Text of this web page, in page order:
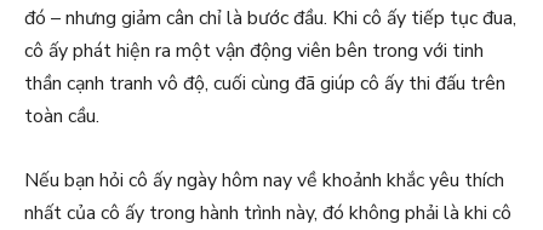
đó – nhưng giảm cân chỉ là bước đầu. Khi cô ấy tiếp tục đua,
cô ấy phát hiện ra một vận động viên bên trong với tinh
thần cạnh tranh vô độ, cuối cùng đã giúp cô ấy thi đấu trên
toàn cầu.
Nếu bạn hỏi cô ấy ngày hôm nay về khoảnh khắc yêu thích
nhất của cô ấy trong hành trình này, đó không phải là khi cô